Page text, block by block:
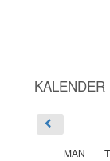
KALENDER
MAN